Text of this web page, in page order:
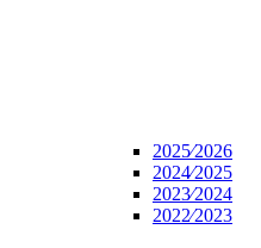
2025⁄2026
2024⁄2025
2023⁄2024
2022⁄2023